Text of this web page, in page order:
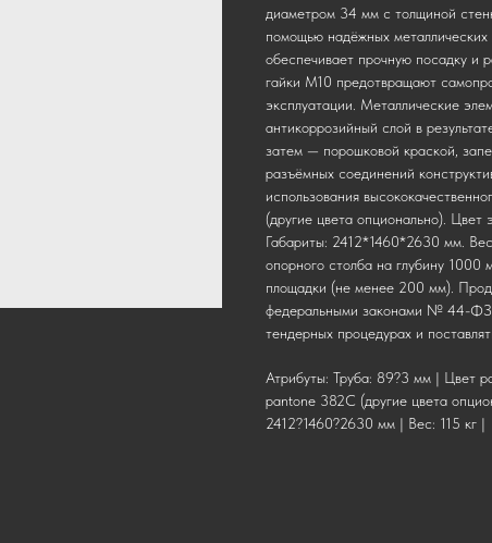
диаметром 34 мм с толщиной
помощью надёжных
обеспечивает прочную посадку и
гайки М10 предотвращают
эксплуатации. Металлические
антикоррозийный слой в
затем — порошковой краской,
разъёмных соединений
использования
(другие цвета опционально). Цвет
Габариты: 2412*1460*2630 мм.
опорного столба на глубину
площадки (не менее 200 мм).
федеральными законами № 44-ФЗ
тендерных процедурах и
Атрибуты: Труба: 89?3 мм | Цвет
pantone 382C (другие цвета
2412?1460?2630 мм | Вес: 115 кг |